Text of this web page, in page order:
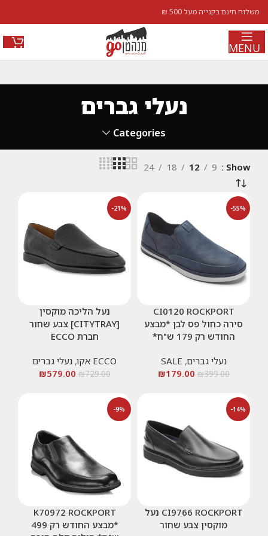
משלוח חינם בקנייה מעל 500 ₪
MENU
נעלי גברים
Categories
Show
9
12
18
24
-55%
CI0120 ROCKPORT
סירה כחול פס לבן *מבצע
החודש רק 179 ש"ח*
נעלי גברים,
SALE
₪399.00
₪179.00
-21%
נעל הליכה מוקסין
[CITYTRAY] צבע שחור
חברת ECCO
ECCO אקו , נעלי גברים
₪729.00
₪579.00
-14%
CI9766 ROCKPORT נעל
מוקסין צבע שחור
-9%
K70972 ROCKPORT
*מבצע החודש רק 499